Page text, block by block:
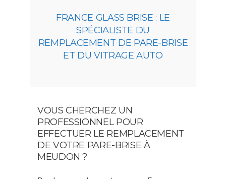
FRANCE GLASS BRISE : LE
SPÉCIALISTE DU
REMPLACEMENT DE PARE-BRISE
ET DU VITRAGE AUTO
VOUS CHERCHEZ UN
PROFESSIONNEL POUR
EFFECTUER LE REMPLACEMENT
DE VOTRE PARE-BRISE À
MEUDON ?